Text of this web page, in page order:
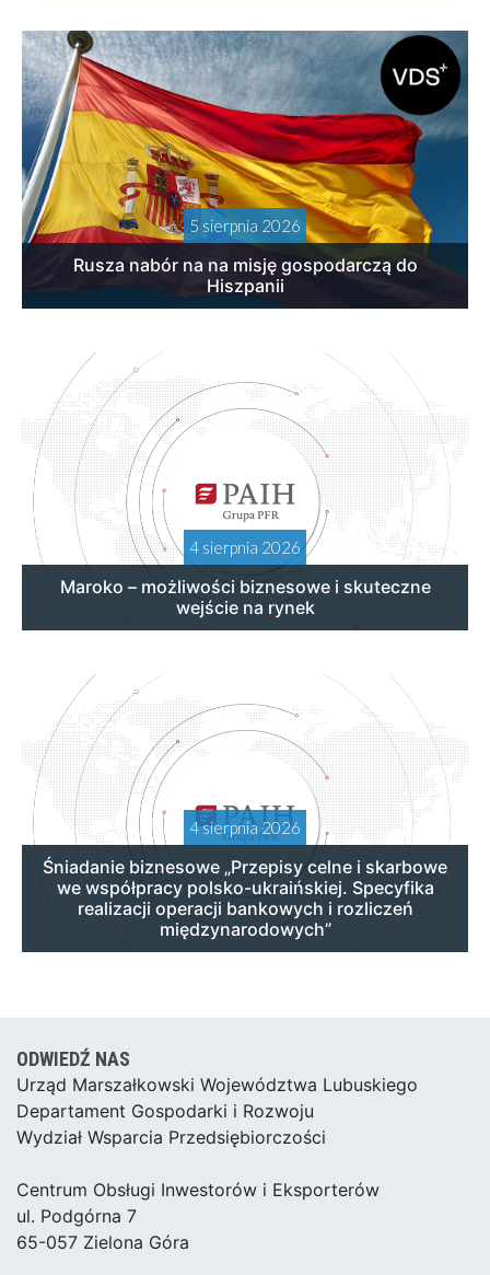
5 sierpnia 2026
Rusza nabór na na misję gospodarczą do
Hiszpanii
4 sierpnia 2026
Maroko – możliwości biznesowe i skuteczne
wejście na rynek
4 sierpnia 2026
Śniadanie biznesowe „Przepisy celne i skarbowe
we współpracy polsko-ukraińskiej. Specyfika
realizacji operacji bankowych i rozliczeń
międzynarodowych”
ODWIEDŹ NAS
Urząd Marszałkowski Województwa Lubuskiego
Departament Gospodarki i Rozwoju
Wydział Wsparcia Przedsiębiorczości
Centrum Obsługi Inwestorów i Eksporterów
ul. Podgórna 7
65-057 Zielona Góra